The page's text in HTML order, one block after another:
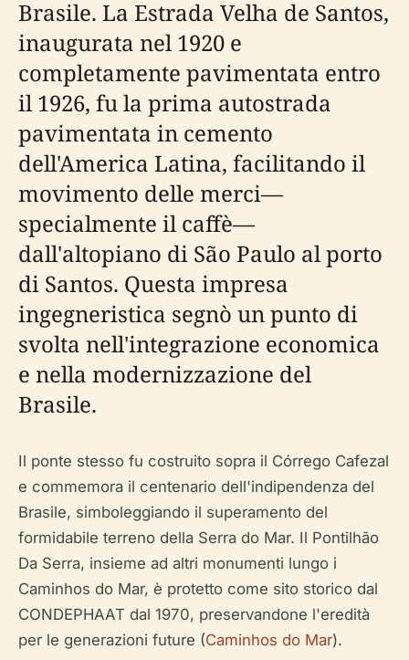
Brasile. La Estrada Velha de Santos,
inaugurata nel 1920 e
completamente pavimentata entro
il 1926, fu la prima autostrada
pavimentata in cemento
dell'America Latina, facilitando il
movimento delle merci—
specialmente il caffè—
dall'altopiano di São Paulo al porto
di Santos. Questa impresa
ingegneristica segnò un punto di
svolta nell'integrazione economica
e nella modernizzazione del
Brasile.
Il ponte stesso fu costruito sopra il Córrego Cafezal
e commemora il centenario dell'indipendenza del
Brasile, simboleggiando il superamento del
formidabile terreno della Serra do Mar. Il Pontilhão
Da Serra, insieme ad altri monumenti lungo i
Caminhos do Mar, è protetto come sito storico dal
CONDEPHAAT dal 1970, preservandone l'eredità
per le generazioni future (Caminhos do Mar).